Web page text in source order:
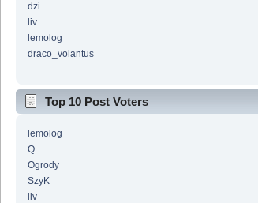
dzi
liv
lemolog
draco_volantus
Top 10 Post Voters
lemolog
Q
Ogrody
SzyK
liv